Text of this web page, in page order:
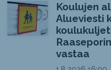
Koulujen
Alueviesti
vastaa